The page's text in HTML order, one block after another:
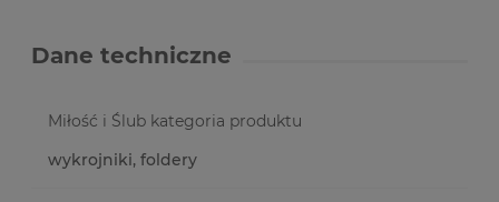
Dane techniczne
Miłość i Ślub kategoria produktu
wykrojniki, foldery